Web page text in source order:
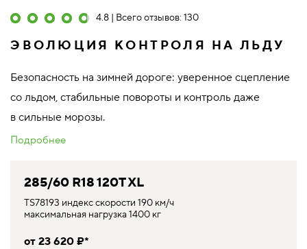
4.8 | Всего отзывов: 130
ЭВОЛЮЦИЯ КОНТРОЛЯ НА ЛЬДУ
Безопасность на зимней дороге: уверенное сцепление
со льдом, стабильные повороты и контроль даже
в сильные морозы.
Подробнее
285/60 R18 120T XL
TS78193 индекс скорости 190 км/ч
максимальная нагрузка 1400 кг
от 23 620 ₽*